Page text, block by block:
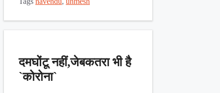
दमघोंटू नहीं,जेबकतरा भी है
`कोरोना`